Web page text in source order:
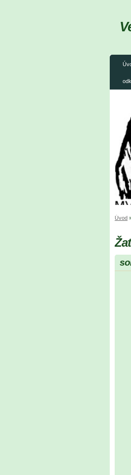
Úvod